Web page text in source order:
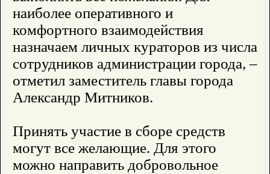
наиболее оперативного и
комфортного взаимодействия
назначаем личных кураторов из числа
сотрудников администрации города, –
отметил заместитель главы города
Александр Митников.
Принять участие в сборе средств
могут все желающие. Для этого
можно направить добровольное